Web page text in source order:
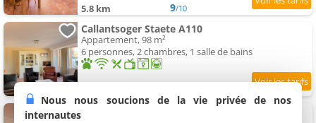
5.8 km 9/10
Callantsoger Staete A110
Appartement, 98 m²
6 personnes, 2 chambres, 1 salle de bains
Nous nous soucions de la vie privée de nos
internautes